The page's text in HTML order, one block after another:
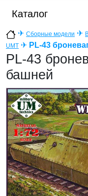
Каталог
✈ Сборные модели ✈
UMT ✈ PL-43
PL-43
башней